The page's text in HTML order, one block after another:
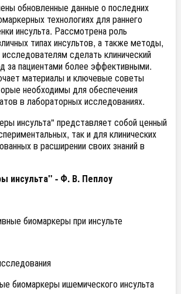
обновленные данные о последних
технологиях для раннего
инсульта. Рассмотрена роль
типах инсультов, а также методы,
сделать клинический
за пациентами более эффективными.
материалы и ключевые советы
необходимы для обеспечения
в лабораторных исследованиях.
инсульта" представляет собой ценный
так и для клинических
в расширении своих знаний в
инсульта" - Ф. В. Пеплоу
биомаркеры при инсульте
биомаркеры ишемического инсульта